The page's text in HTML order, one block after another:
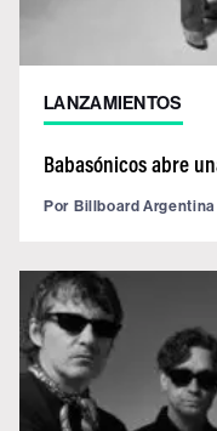
LANZAMIENTOS
Babasónicos abre
Por Billboard Argentina